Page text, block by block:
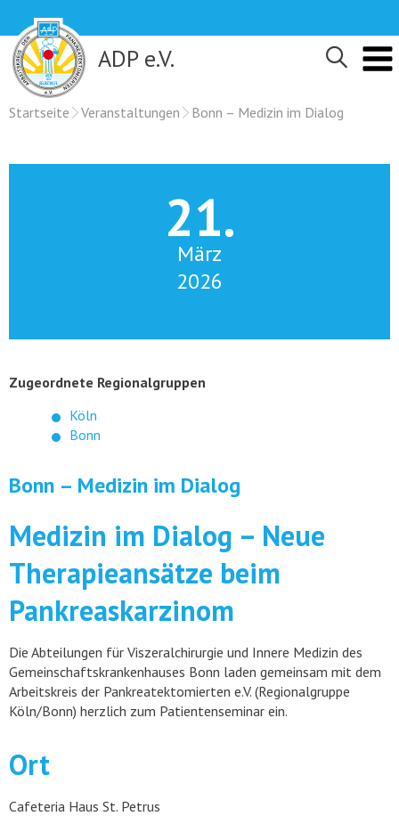
content
ADP e.V.
Startseite Veranstaltungen Bonn – Medizin im Dialog
21.
März
2026
Zugeordnete Regionalgruppen
Köln
Bonn
Bonn – Medizin im Dialog
Medizin im Dialog – Neue
Therapieansätze beim
Pankreaskarzinom
Die Abteilungen für Viszeralchirurgie und Innere Medizin des
Gemeinschaftskrankenhauses Bonn laden gemeinsam mit dem
Arbeitskreis der Pankreatektomierten e.V. (Regionalgruppe
Köln/Bonn) herzlich zum Patientenseminar ein.
Ort
Cafeteria Haus St. Petrus